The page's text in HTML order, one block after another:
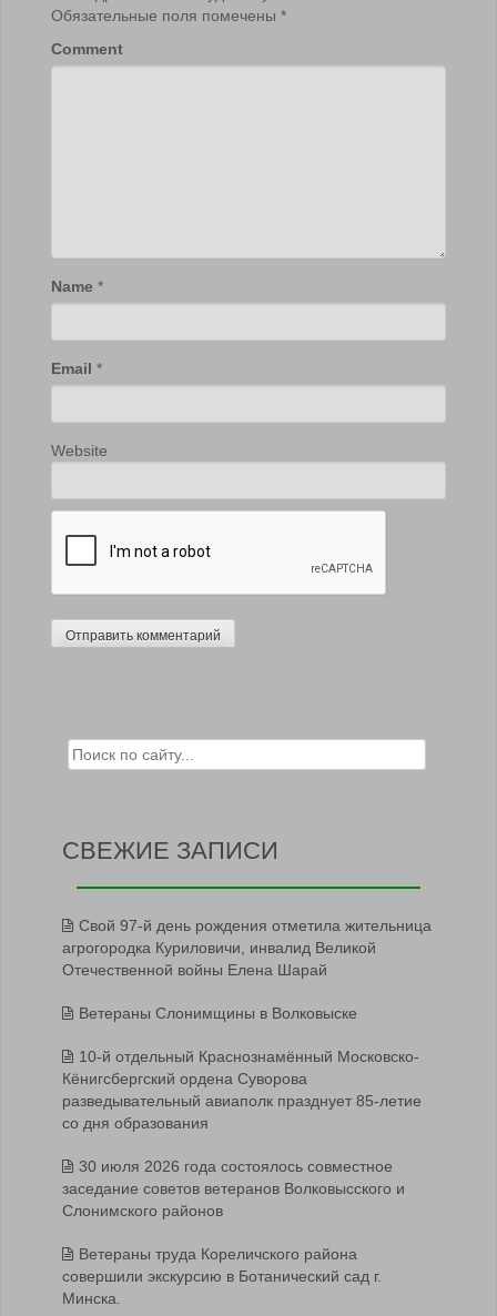
Обязательные поля помечены *
Comment
Name *
Email *
Website
Search for:
СВЕЖИЕ ЗАПИСИ
Свой 97-й день рождения отметила жительница
агрогородка Куриловичи, инвалид Великой
Отечественной войны Елена Шарай
Ветераны Слонимщины в Волковыске
10-й отдельный Краснознамённый Московско-
Кёнигсбергский ордена Суворова
разведывательный авиаполк празднует 85-летие
со дня образования
30 июля 2026 года состоялось совместное
заседание советов ветеранов Волковысского и
Слонимского районов
Ветераны труда Кореличского района
совершили экскурсию в Ботанический сад г.
Минска.